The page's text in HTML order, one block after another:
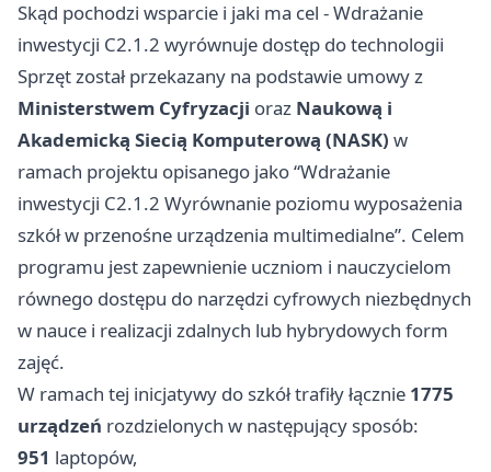
Skąd pochodzi wsparcie i jaki ma cel - Wdrażanie
inwestycji C2.1.2 wyrównuje dostęp do technologii
Sprzęt został przekazany na podstawie umowy z
Ministerstwem Cyfryzacji oraz Naukową i
Akademicką Siecią Komputerową (NASK) w
ramach projektu opisanego jako “Wdrażanie
inwestycji C2.1.2 Wyrównanie poziomu wyposażenia
szkół w przenośne urządzenia multimedialne”. Celem
programu jest zapewnienie uczniom i nauczycielom
równego dostępu do narzędzi cyfrowych niezbędnych
w nauce i realizacji zdalnych lub hybrydowych form
zajęć.
W ramach tej inicjatywy do szkół trafiły łącznie 1775
urządzeń rozdzielonych w następujący sposób:
951 laptopów,